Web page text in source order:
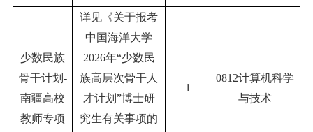
少数民族
骨干计划 -
南疆高校
教师专项
详见《关于报考
中国海洋大学
2026年“少数民
族高层次骨干人
才计划 ”博士研
究生有关事项的
1
0812计算机科学
与技术